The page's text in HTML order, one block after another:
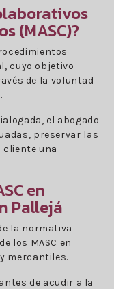
(MASC)?
cuyo objetivo
de la voluntad
el abogado
preservar las
cliente una
en
Pallejá
la normativa
los MASC en
mercantiles.
de acudir a la